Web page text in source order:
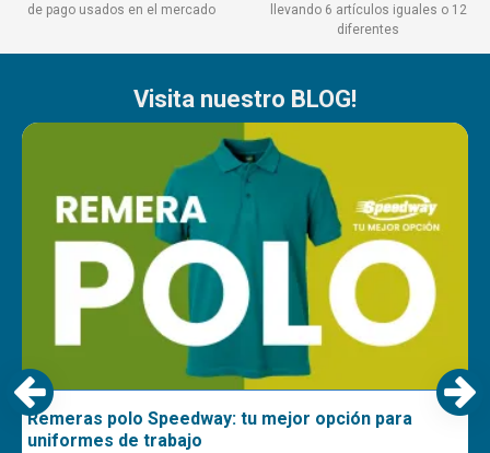
de pago usados en el mercado
llevando 6 artículos iguales o 12
diferentes
Visita nuestro BLOG!
Remeras polo Speedway: tu mejor opción para
uniformes de trabajo